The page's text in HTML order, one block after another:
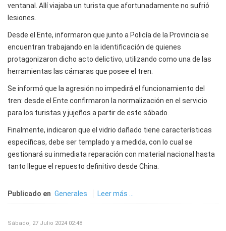
ventanal. Allí viajaba un turista que afortunadamente no sufrió
lesiones.
Desde el Ente, informaron que junto a Policía de la Provincia se
encuentran trabajando en la identificación de quienes
protagonizaron dicho acto delictivo, utilizando como una de las
herramientas las cámaras que posee el tren.
Se informó que la agresión no impedirá el funcionamiento del
tren: desde el Ente confirmaron la normalización en el servicio
para los turistas y jujeños a partir de este sábado.
Finalmente, indicaron que el vidrio dañado tiene características
específicas, debe ser templado y a medida, con lo cual se
gestionará su inmediata reparación con material nacional hasta
tanto llegue el repuesto definitivo desde China.
Publicado en Generales Leer más ...
Sábado, 27 Julio 2024 02:48